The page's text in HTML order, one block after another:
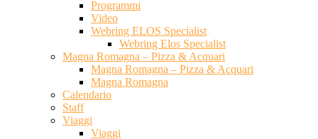
Programmi
Video
Webring ELOS Specialist
Webring Elos Specialist
Magna Romagna – Pizza & Acquari
Magna Romagna – Pizza & Acquari
Magna Romagna
Calendario
Staff
Viaggi
Viaggi